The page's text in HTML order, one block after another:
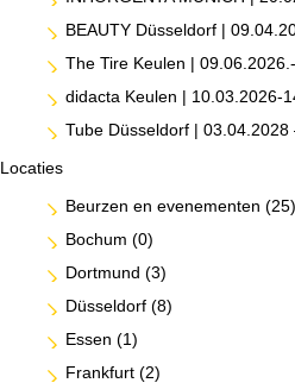
BEAUTY Düsseldorf |
The Tire Keulen |
didacta Keulen | 10.03.2026-
Tube Düsseldorf | 03.04.2028
Locaties
Beurzen en evenementen (25)
Bochum (0)
Dortmund (3)
Düsseldorf (8)
Essen (1)
Frankfurt (2)